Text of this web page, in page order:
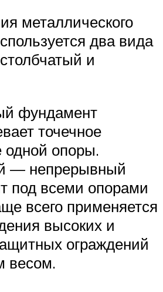
металлического
два вида
и
фундамент
точечное
одной опоры.
— непрерывный
под всеми опорами
всего применяется
высоких и
ограждений
весом.